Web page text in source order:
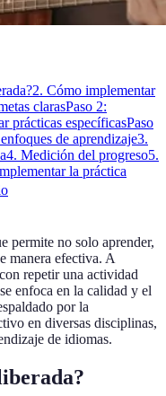
2. Cómo implementar
clarasPaso 2:
prácticas específicasPaso
de aprendizaje3.
4. Medición del progreso5.
la práctica
permite no solo aprender,
manera efectiva. A
repetir una actividad
enfoca en la calidad y el
por la
en diversas disciplinas,
de idiomas.